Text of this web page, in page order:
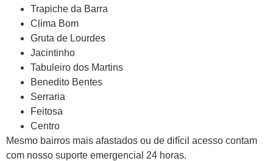
Trapiche da Barra
Clima Bom
Gruta de Lourdes
Jacintinho
Tabuleiro dos Martins
Benedito Bentes
Serraria
Feitosa
Centro
Mesmo bairros mais afastados ou de difícil acesso contam
com nosso suporte emergencial 24 horas.